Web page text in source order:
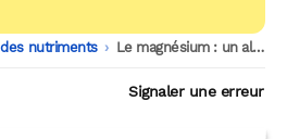
des nutriments -
Le magnésium : un allié naturel pour réduire l’anxiété
Signaler une erreur